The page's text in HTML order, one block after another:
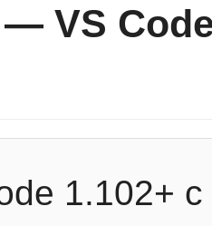
VS
1.102+